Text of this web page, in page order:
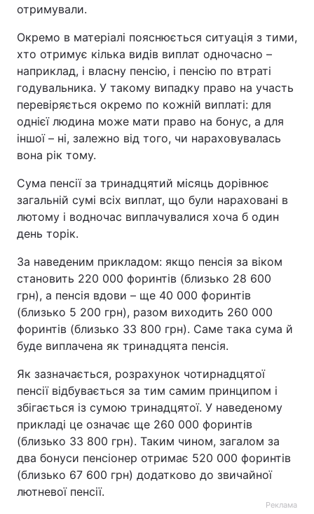
отримували.
Окремо в матеріалі пояснюється ситуація з тими,
хто отримує кілька видів виплат одночасно –
наприклад, і власну пенсію, і пенсію по втраті
годувальника. У такому випадку право на участь
перевіряється окремо по кожній виплаті: для
однієї людина може мати право на бонус, а для
іншої – ні, залежно від того, чи нараховувалась
вона рік тому.
Сума пенсії за тринадцятий місяць дорівнює
загальній сумі всіх виплат, що були нараховані в
лютому і водночас виплачувалися хоча б один
день торік.
За наведеним прикладом: якщо пенсія за віком
становить 220 000 форинтів (близько 28 600
грн), а пенсія вдови – ще 40 000 форинтів
(близько 5 200 грн), разом виходить 260 000
форинтів (близько 33 800 грн). Саме така сума й
буде виплачена як тринадцята пенсія.
Як зазначається, розрахунок чотирнадцятої
пенсії відбувається за тим самим принципом і
збігається із сумою тринадцятої. У наведеному
прикладі це означає ще 260 000 форинтів
(близько 33 800 грн). Таким чином, загалом за
два бонуси пенсіонер отримає 520 000 форинтів
(близько 67 600 грн) додатково до звичайної
лютневої пенсії.
Реклама